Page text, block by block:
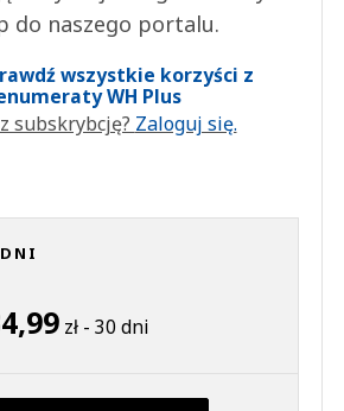
do naszego portalu.
wszystkie korzyści z
WH Plus
subskrybcję? Zaloguj się.
zł - 30 dni